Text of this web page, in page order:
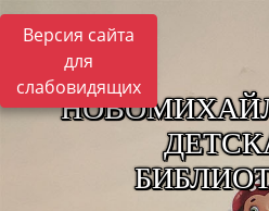
Версия сайта
для
слабовидящих